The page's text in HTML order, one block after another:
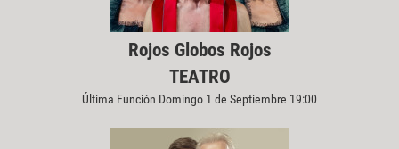
Rojos Globos Rojos
TEATRO
Última Función Domingo 1 de Septiembre 19:00